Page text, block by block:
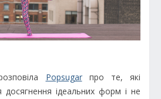
Popsugarпро те, які
досягнення ідеальних форм і не